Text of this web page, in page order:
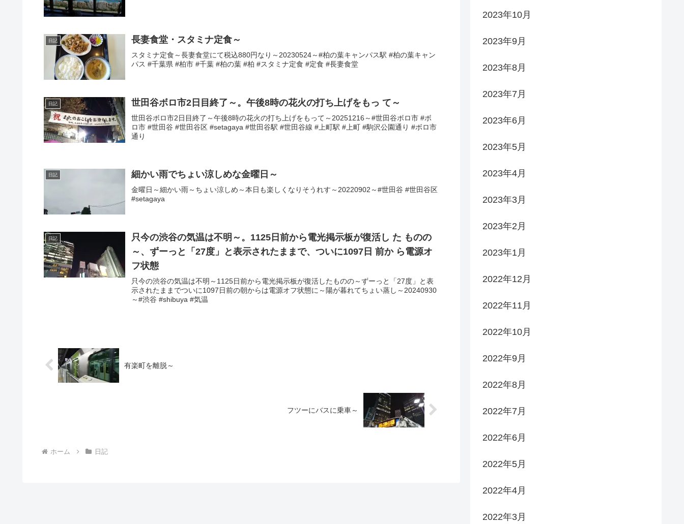
日記 長妻食堂・スタミナ定食～
スタミナ定食～長妻食堂にて税込880円なり～20230524～#柏の葉キャンパス駅 #柏の葉キャン
パス #千葉県 #柏市 #千葉 #柏の葉 #柏 #スタミナ定食 #定食 #長妻食堂
日記 世田谷ボロ市2日目終了～。午後8時の花火の打ち上げをもっ て～
世田谷ボロ市2日目終了～午後8時の花火の打ち上げをもって～20251216～#世田谷ボロ市 #ボ
ロ市 #世田谷 #世田谷区 #setagaya #世田谷駅 #世田谷線 #上町駅 #上町 #駒沢公園通り #ボロ市
通り
日記 細かい雨でちょい涼しめな金曜日～
金曜日～細かい雨～ちょい涼しめ～本日も楽しくなりそうれす～20220902～#世田谷 #世田谷区
#setagaya
日記
只今の渋谷の気温は不明～。1125日前から電光掲示板が復活し た ものの
～、ずーっと「27度」と表示されたままで、ついに1097日 前か ら電源オ
フ状態
只今の渋谷の気温は不明～1125日前から電光掲示板が復活したものの～ずーっと「27度」と表
示されたままでついに1097日前の朝からは電源オフ状態に～陽が暮れてちょい蒸し～20240930
～#渋谷 #shibuya #気温
有楽町を離脱～
フツーにバスに乗車～
ホーム 日記
2023年10月
2023年9月
2023年8月
2023年7月
2023年6月
2023年5月
2023年4月
2023年3月
2023年2月
2023年1月
2022年12月
2022年11月
2022年10月
2022年9月
2022年8月
2022年7月
2022年6月
2022年5月
2022年4月
2022年3月